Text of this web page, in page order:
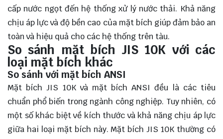
cấp nước ngọt đến hệ thống xử lý nước thải. Khả năng
chịu áp lực và độ bền cao của mặt bích giúp đảm bảo an
toàn và hiệu quả cho các hệ thống trên tàu.
So sánh mặt bích JIS 10K với các
loại mặt bích khác
So sánh với mặt bích ANSI
Mặt bích JIS 10K và mặt bích ANSI đều là các tiêu
chuẩn phổ biến trong ngành công nghiệp. Tuy nhiên, có
một số khác biệt về kích thước và khả năng chịu áp lực
giữa hai loại mặt bích này. Mặt bích JIS 10K thường có